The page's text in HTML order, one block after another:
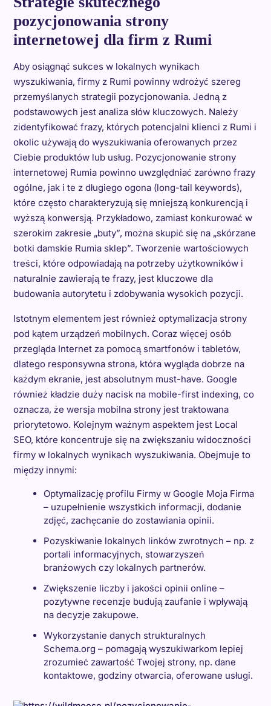
pozycjonowania strony
internetowej dla firm z Rumi
Aby osiągnąć sukces w lokalnych wynikach
wyszukiwania, firmy z Rumi powinny wdrożyć szereg
przemyślanych strategii pozycjonowania. Jedną z
podstawowych jest analiza słów kluczowych. Należy
zidentyfikować frazy, których potencjalni klienci z Rumi i
okolic używają do wyszukiwania oferowanych przez
Ciebie produktów lub usług. Pozycjonowanie strony
internetowej Rumia powinno uwzględniać zarówno frazy
ogólne, jak i te z długiego ogona (long-tail keywords),
które często charakteryzują się mniejszą konkurencją i
wyższą konwersją. Przykładowo, zamiast konkurować w
szerokim zakresie „buty”, można skupić się na „skórzane
botki damskie Rumia sklep”. Tworzenie wartościowych
treści, które odpowiadają na potrzeby użytkowników i
naturalnie zawierają te frazy, jest kluczowe dla
budowania autorytetu i zdobywania wysokich pozycji.
Istotnym elementem jest również optymalizacja strony
pod kątem urządzeń mobilnych. Coraz więcej osób
przegląda Internet za pomocą smartfonów i tabletów,
dlatego responsywna strona, która wygląda dobrze na
każdym ekranie, jest absolutnym must-have. Google
również kładzie duży nacisk na mobile-first indexing, co
oznacza, że wersja mobilna strony jest traktowana
priorytetowo. Kolejnym ważnym aspektem jest Local
SEO, które koncentruje się na zwiększaniu widoczności
firmy w lokalnych wynikach wyszukiwania. Obejmuje to
między innymi:
Optymalizację profilu Firmy w Google Moja Firma
– uzupełnienie wszystkich informacji, dodanie
zdjęć, zachęcanie do zostawiania opinii.
Pozyskiwanie lokalnych linków zwrotnych – np. z
portali informacyjnych, stowarzyszeń
branżowych czy lokalnych partnerów.
Zwiększenie liczby i jakości opinii online –
pozytywne recenzje budują zaufanie i wpływają
na decyzje zakupowe.
Wykorzystanie danych strukturalnych
Schema.org – pomagają wyszukiwarkom lepiej
zrozumieć zawartość Twojej strony, np. dane
kontaktowe, godziny otwarcia, oferowane usługi.